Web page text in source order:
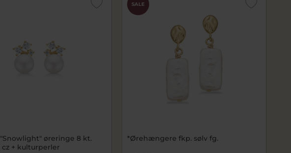
"Snowlight" øreringe 8 kt.
cz + kulturperler
SALE
*Ørehængere fkp. sølv fg.